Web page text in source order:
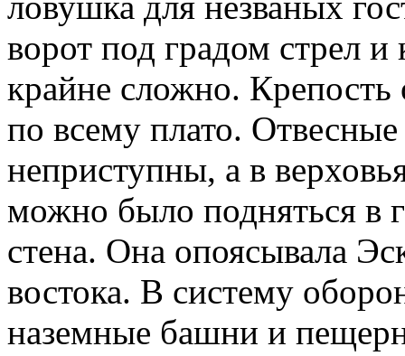
ворот под градом стрел
крайне сложно.
по всему плато.
неприступны, а в
можно было подняться в
стена. Она опоясывала
востока. В систему
наземные башни и